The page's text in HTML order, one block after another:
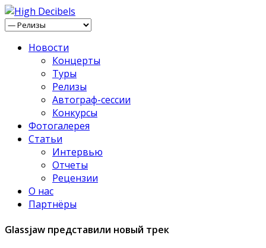
Новости
Концерты
Туры
Релизы
Автограф-сессии
Конкурсы
Фотогалерея
Статьи
Интервью
Отчеты
Рецензии
О нас
Партнёры
Glassjaw представили новый трек